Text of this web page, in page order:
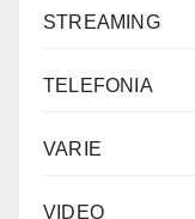
STREAMING
TELEFONIA
VARIE
VIDEO